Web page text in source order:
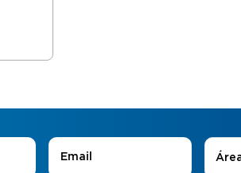
E-mail